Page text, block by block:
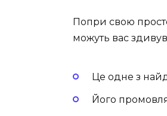
Попри свою
можуть вас
Це одне з
Його